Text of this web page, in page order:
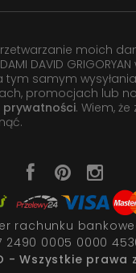
moich
DAVID
tym samym
promocjach lub
prywatności. Wiem,
rachunku
2490 0005 0000
- Wszystkie prawa